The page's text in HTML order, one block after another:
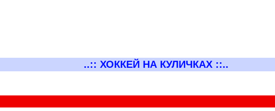
..:: ХОККЕЙ НА КУЛИЧКАХ ::..